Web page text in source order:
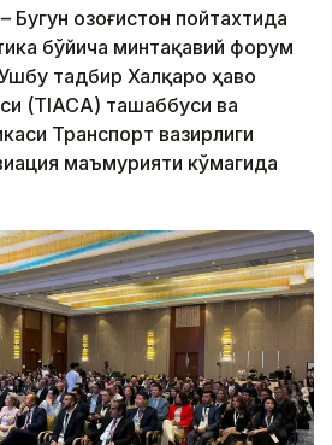
Қозоғистон пойтахтида
бўйича минтақавий форум
тадбир Халқаро ҳаво
(TIACA) ташаббуси ва
Транспорт вазирлиги
маъмурияти кўмагида